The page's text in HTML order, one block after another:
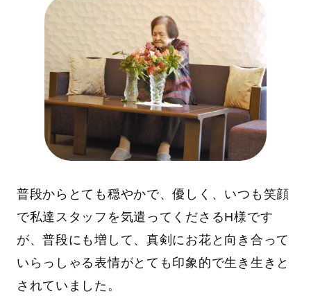
普段からとても穏やかで、優しく、いつも笑顔
で私達スタッフを気遣ってくださるH様です
が、普段にも増して、真剣にお花と向き合って
いらっしゃる表情がとても印象的で生き生きと
されていました。